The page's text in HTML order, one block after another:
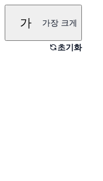
가 가장 크게
초기화